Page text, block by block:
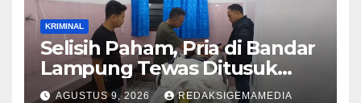
KRIMINAL
Selisih Paham, Pria di Bandar
Lampung Tewas Ditusuk
Teman
AGUSTUS 9, 2026 REDAKSIGEMAMEDIA